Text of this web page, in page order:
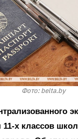
Фото: belta.by
х классов